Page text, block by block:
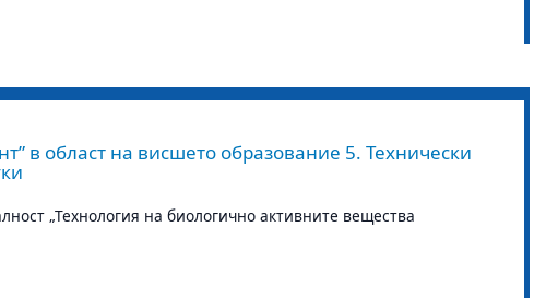
в област на висшето образование 5. Технически
„Технология на биологично активните вещества